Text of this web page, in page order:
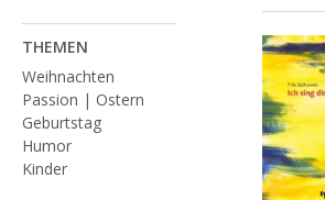
THEMEN
Weihnachten
Passion | Ostern
Geburtstag
Humor
Kinder